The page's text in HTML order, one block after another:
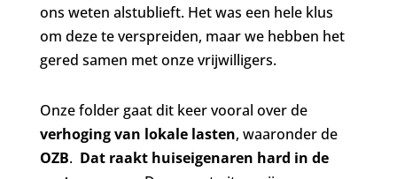
ons weten alstublieft. Het was een hele klus
om deze te verspreiden, maar we hebben het
gered samen met onze vrijwilligers.
Onze folder gaat dit keer vooral over de
verhoging van lokale lasten, waaronder de
OZB. Dat raakt huiseigenaren hard in de